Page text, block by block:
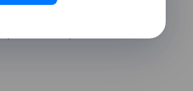
торговой